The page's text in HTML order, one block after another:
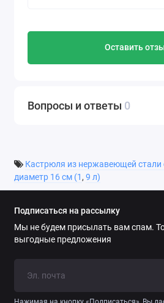
Оставить
Вопросы и ответы 0
Кастрюля из нержавеющей стали
диаметр 16 см (1, 9 л)
Подписаться на рассылку
Мы не будем присылать вам спам.
выгодные предложения